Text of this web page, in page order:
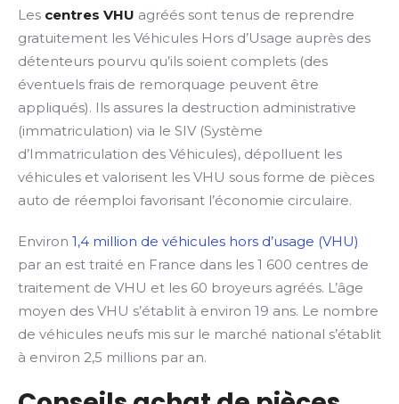
Les centres VHU agréés sont tenus de reprendre
gratuitement les Véhicules Hors d’Usage auprès des
détenteurs pourvu qu’ils soient complets (des
éventuels frais de remorquage peuvent être
appliqués). Ils assures la destruction administrative
(immatriculation) via le SIV (Système
d’Immatriculation des Véhicules), dépolluent les
véhicules et valorisent les VHU sous forme de pièces
auto de réemploi favorisant l’économie circulaire.
Environ 1,4 million de véhicules hors d’usage (VHU)
par an est traité en France dans les 1 600 centres de
traitement de VHU et les 60 broyeurs agréés. L’âge
moyen des VHU s’établit à environ 19 ans. Le nombre
de véhicules neufs mis sur le marché national s’établit
à environ 2,5 millions par an.